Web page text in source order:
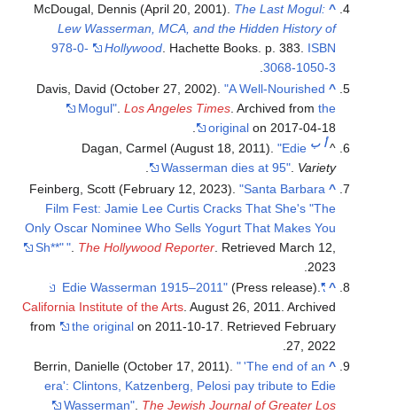
^
McDougal, Dennis (April 20, 2001). The Last Mogul:
Lew Wasserman, MCA, and the Hidden History of
Hollywood. Hachette Books. p. 383. ISBN
978-0-
3068-1050-3
.
^
Davis, David (October 27, 2002)."A Well-Nourished
Mogul" .Los Angeles Times . Archived fromthe
original on 2017-04-18.
^أ ب Dagan, Carmel (August 18, 2011)."Edie
Wasserman dies at 95" Variety
^
Feinberg, Scott (February 12, 2023)."Santa Barbara
Film Fest: Jamie Lee Curtis Cracks That She's "The
Only Oscar Nominee Who Sells Yogurt That Makes You
Sh**" " The Hollywood Reporter . Retrieved March 12,
2023
^
"Edie Wasserman 1915–2011"
(Press release).
California Institute of the Arts . August 26, 2011. Archived
from
the original on 2011-10-17 . Retrieved February
27,
2022
^
Berrin, Danielle (October 17, 2011)." 'The end of an
era': Clintons, Katzenberg, Pelosi pay tribute to Edie
Wasserman". The Jewish Journal of Greater Los